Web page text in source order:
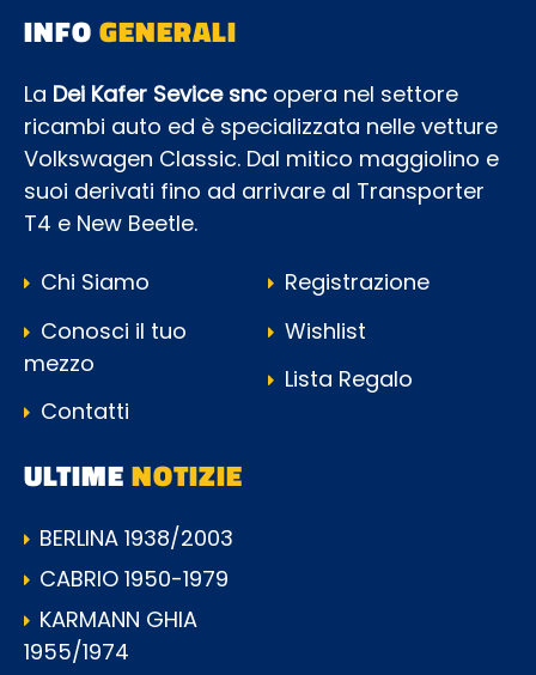
INFOGENERALI
La Dei Kafer Sevice snc opera nel settore
ricambi auto ed è specializzata nelle vetture
Volkswagen Classic. Dal mitico maggiolino e
suoi derivati fino ad arrivare al Transporter
T4 e New Beetle.
Chi Siamo
Conosci il tuo
mezzo
Contatti
Registrazione
Wishlist
Lista Regalo
ULTIMENOTIZIE
BERLINA 1938/2003
CABRIO 1950-1979
KARMANN GHIA
1955/1974